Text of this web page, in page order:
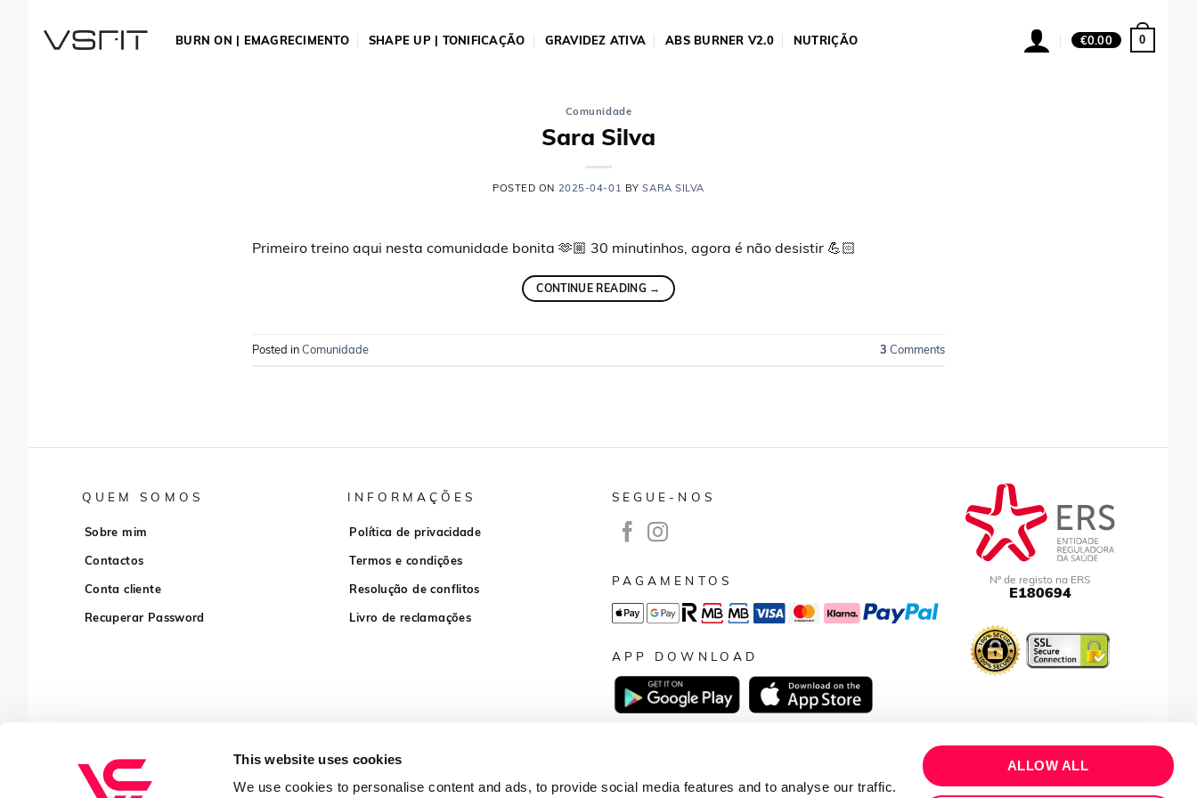
This website uses cookies
We use cookies to personalise content and ads, to provide social media features and to analyse our traffic.
ALLOW ALL
content
BURN ON | EMAGRECIMENTO SHAPE UP | TONIFICAÇÃO GRAVIDEZ ATIVA ABS BURNER V2.0 NUTRIÇÃO €0.00 0
Comunidade
Sara Silva
POSTED ON 2025-04-01 BYSARA SILVA
Primeiro treino aqui nesta comunidade bonita 🫶🏼 30 minutinhos, agora é não desistir 💪🏻
CONTINUE READING →
Posted inComunidade 3 Comments
QUEM SOMOS
Sobre mim
Contactos
Conta cliente
Recuperar Password
INFORMAÇÕES
Política de privacidade
Termos e condições
Resolução de conflitos
Livro de reclamações
SEGUE-NOS
PAGAMENTOS
APP DOWNLOAD
Nº de registo na ERS
E180694
Desenvolvido porwb-agency.pt© 2026